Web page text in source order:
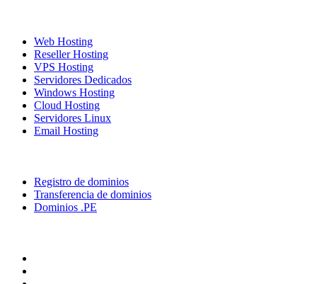
Web Hosting
Reseller Hosting
VPS Hosting
Servidores Dedicados
Windows Hosting
Cloud Hosting
Servidores Linux
Email Hosting
Registro de dominios
Transferencia de dominios
Dominios .PE